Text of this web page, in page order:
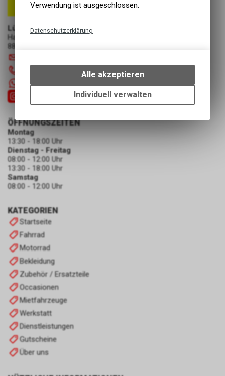
Lüscher Motor- & Bike World
Hauptstrasse 29a
8867 Niederurnen
+41 55 6103131
KATEGORIEN
Startseite
Fahrrad
Motorrad
Bekleidung
Zubehör / Ersatzteile
Occasionen
Mietfahrzeuge
Werkstatt
Dienstleistungen
Gutscheine
Über uns
ÖFFNUNGSZEITEN
Montag
13:30 - 18:00 Uhr
Dienstag - Freitag
08:00 - 12:00 Uhr
13:30 - 18:00 Uhr
Samstag
08:00 - 12:00 Uhr
Verwendung ist ausgeschlossen.
Datenschutzerklärung
bestimmte Interaktionen und
Einstellungen auf Ihrem Gerät,
um die grundlegenden
Funktionen unseres Online-
Alle akzeptieren
Individuell verwalten